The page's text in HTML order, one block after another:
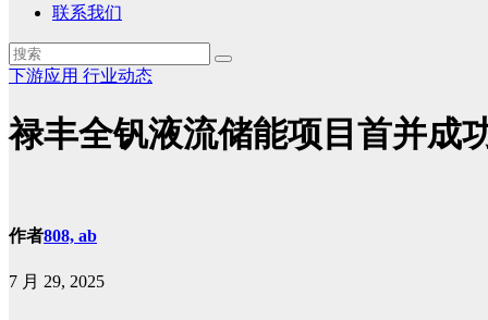
联系我们
下游应用 行业动态
禄丰全钒液流储能项目首并成
作者808, ab
7 月 29, 2025